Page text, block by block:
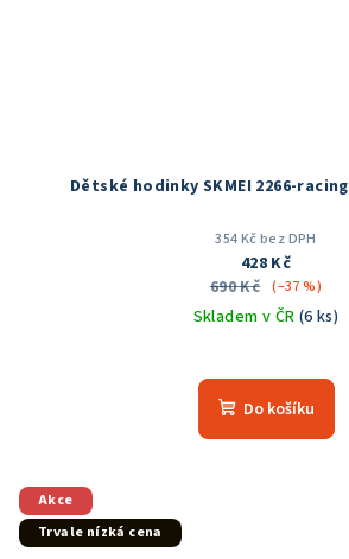
Dětské hodinky SKMEI 2266-racing
354 Kč bez DPH
428 Kč
690 Kč (–37 %)
Skladem v ČR (6 ks)
Do košíku
Akce
Trvale nízká cena